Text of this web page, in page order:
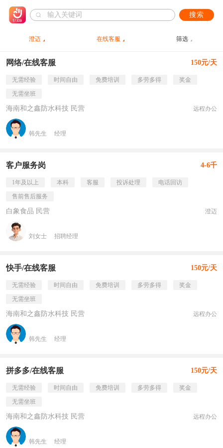
搜索
澄迈 在线客服 筛选
网络/在线客服 150元/天
无需经验 时间自由 免费培训 多劳多得
奖金
无需坐班
海南和之鑫防水科技 民营 远程办公
韩先生 经理
客户服务岗 4-6千
1年及以上 本科 客服 投诉处理
电话回访
售前售后服务
白象食品 民营 澄迈
刘女士 招聘经理
快手/在线客服 150元/天
无需经验 时间自由 免费培训 多劳多得
奖金
无需坐班
海南和之鑫防水科技 民营 远程办公
韩先生 经理
拼多多/在线客服 150元/天
无需经验 时间自由 免费培训 多劳多得
奖金
无需坐班
海南和之鑫防水科技 民营 远程办公
韩先生 经理